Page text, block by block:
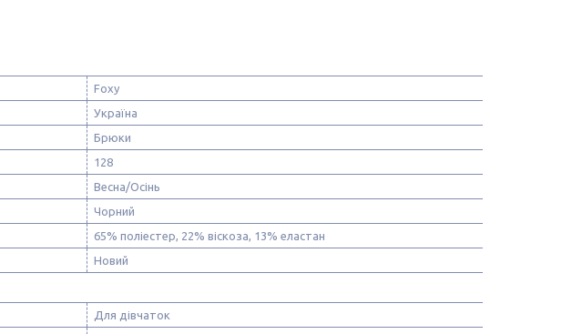
Foxy
Україна
Брюки
128
Весна/Осінь
Чорний
65% поліестер, 22% віскоза, 13% еластан
Новий
Для дівчаток